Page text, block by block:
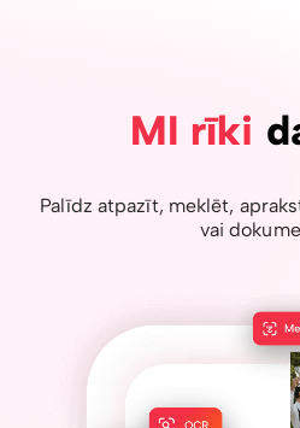
MI rīki
Palīdz atpazīt, meklēt,
vai